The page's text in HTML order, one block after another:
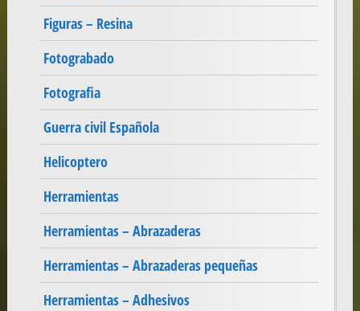
Figuras – Resina
Fotograbado
Fotografia
Guerra civil Española
Helicoptero
Herramientas
Herramientas – Abrazaderas
Herramientas – Abrazaderas pequeñas
Herramientas – Adhesivos